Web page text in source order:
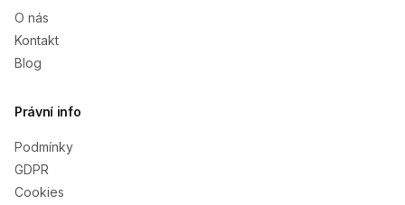
O nás
Kontakt
Blog
Právní info
Podmínky
GDPR
Cookies